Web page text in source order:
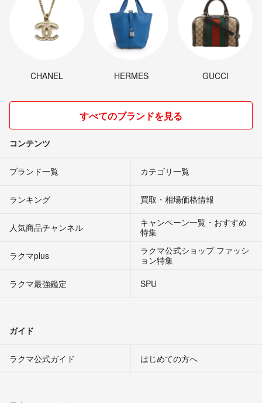
CHANEL HERMES GUCCI
すべてのブランドを見る
コンテンツ
ブランド一覧 カテゴリ一覧
ランキング 買取・相場価格情報
人気商品チャンネル
キャンペーン一覧・おすすめ
特集
ラクマplus
ラクマ公式ショップ ファッシ
ョン特集
ラクマ最強鑑定
SPU
ガイド
ラクマ公式ガイド はじめての方へ